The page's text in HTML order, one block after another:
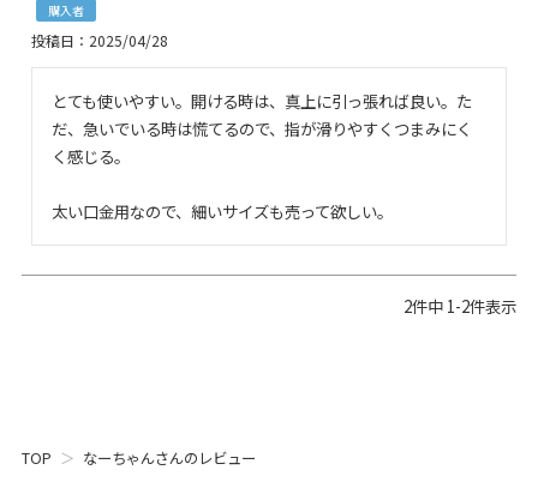
購入者
投稿日 2025/04/28
とても使いやすい。開ける時は、真上に引っ張れば良い。た
だ、急いでいる時は慌てるので、指が滑りやすくつまみにく
く感じる。
太い口金用なので、細いサイズも売って欲しい。
2件中 1-2件表示
TOP なーちゃんさんのレビュー